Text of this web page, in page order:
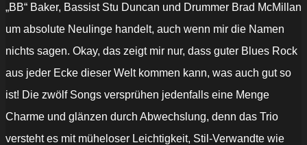
„BB“ Baker, Bassist Stu Duncan und Drummer Brad McMillan
um absolute Neulinge handelt, auch wenn mir die Namen
nichts sagen. Okay, das zeigt mir nur, dass guter Blues Rock
aus jeder Ecke dieser Welt kommen kann, was auch gut so
ist! Die zwölf Songs versprühen jedenfalls eine Menge
Charme und glänzen durch Abwechslung, denn das Trio
versteht es mit müheloser Leichtigkeit, Stil-Verwandte wie